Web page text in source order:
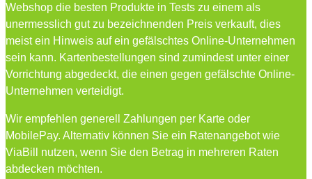
Webshop die besten Produkte in Tests zu einem als
unermesslich gut zu bezeichnenden Preis verkauft, dies
meist ein Hinweis auf ein gefälschtes Online-Unternehmen
sein kann. Kartenbestellungen sind zumindest unter einer
Vorrichtung abgedeckt, die einen gegen gefälschte Online-
Unternehmen verteidigt.
Wir empfehlen generell Zahlungen per Karte oder
MobilePay. Alternativ können Sie ein Ratenangebot wie
ViaBill nutzen, wenn Sie den Betrag in mehreren Raten
abdecken möchten.